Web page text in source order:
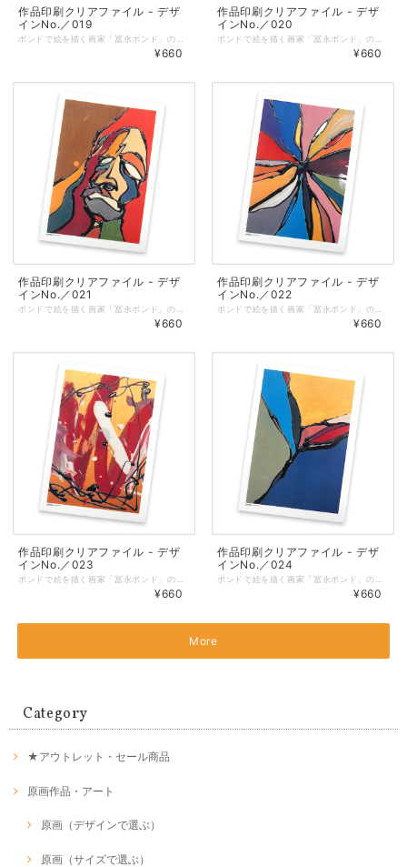
作品印刷クリアファイル - デザ
インNo.／019
¥660
作品印刷クリアファイル - デザ
インNo.／020
¥660
作品印刷クリアファイル - デザ
インNo.／021
¥660
作品印刷クリアファイル - デザ
インNo.／022
¥660
作品印刷クリアファイル - デザ
インNo.／023
¥660
作品印刷クリアファイル - デザ
インNo.／024
¥660
More
Category
★アウトレット・セール商品
原画作品・アート
原画（デザインで選ぶ）
原画（サイズで選ぶ）